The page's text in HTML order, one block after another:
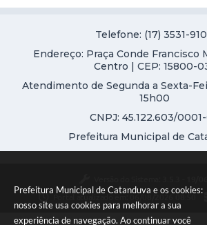
Prefeitura Municipal de Catanduva e os cookies:
nosso site usa cookies para melhorar a sua
experiência de navegação. Ao continuar você
Telefone: (17) 3531-
Endereço: Praça Conde Francisco
Centro | CEP: 15800-
Atendimento de Segunda a Sexta-
15h00
CNPJ: 45.122.603/
Prefeitura Municipal de
Portal atualizado em: